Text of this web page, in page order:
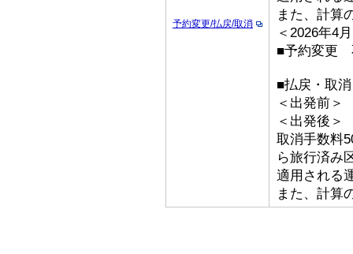
予約変更/払戻/取消
また、計算
＜2026年4
■予約変更
■払戻・取
＜出発前＞
＜出発後
取消手数料
ら旅行済み
適用される
また、計算